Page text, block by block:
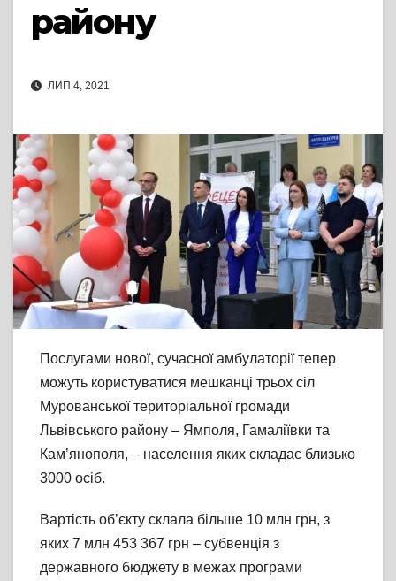
району
ЛИП 4, 2021
Послугами нової, сучасної амбулаторії тепер
можуть користуватися мешканці трьох сіл
Мурованської територіальної громади
Львівського району – Ямполя, Гамаліївки та
Кам’янополя, – населення яких складає близько
3000 осіб.
Вартість об’єкту склала більше 10 млн грн, з
яких 7 млн 453 367 грн – субвенція з
державного бюджету в межах програми